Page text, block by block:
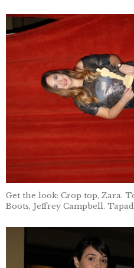
Get the look: Crop top, Zara.
Boots, Jeffrey Campbell.